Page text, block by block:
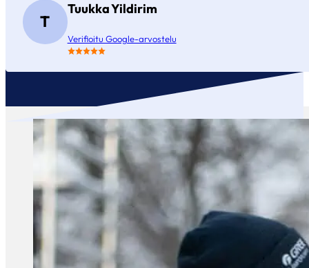
T
Tuukka Yildirim
Verifioitu Google-arvostelu